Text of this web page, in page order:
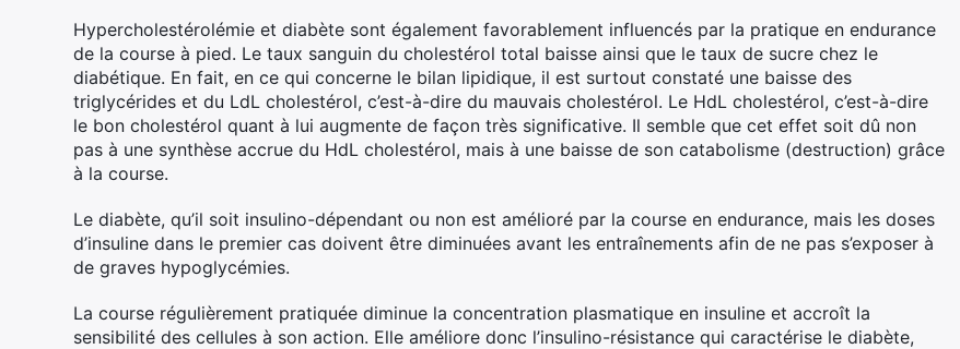
Hypercholestérolémie et diabète sont également favorablement influencés par la pratique en endurance
de la course à pied. Le taux sanguin du cholestérol total baisse ainsi que le taux de sucre chez le
diabétique. En fait, en ce qui concerne le bilan lipidique, il est surtout constaté une baisse des
triglycérides et du LdL cholestérol, c’est-à-dire du mauvais cholestérol. Le HdL cholestérol, c’est-à-dire
le bon cholestérol quant à lui augmente de façon très significative. Il semble que cet effet soit dû non
pas à une synthèse accrue du HdL cholestérol, mais à une baisse de son catabolisme (destruction) grâce
à la course.
Le diabète, qu’il soit insulino-dépendant ou non est amélioré par la course en endurance, mais les doses
d’insuline dans le premier cas doivent être diminuées avant les entraînements afin de ne pas s’exposer à
de graves hypoglycémies.
La course régulièrement pratiquée diminue la concentration plasmatique en insuline et accroît la
sensibilité des cellules à son action. Elle améliore donc l’insulino-résistance qui caractérise le diabète,